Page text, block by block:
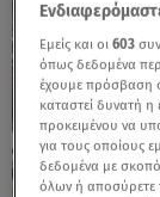
Εμείς και οι603
όπως δεδομένα
έχουμε πρόσβαση
καταστεί δυνατή
προκειμένου να
για τους οποίους
δεδομένα με
όλων ή αποσύρετε